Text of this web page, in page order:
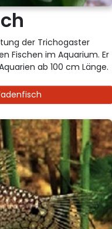
der Trichogaster
Fischen im Aquarium. Er
ab 100 cm Länge.